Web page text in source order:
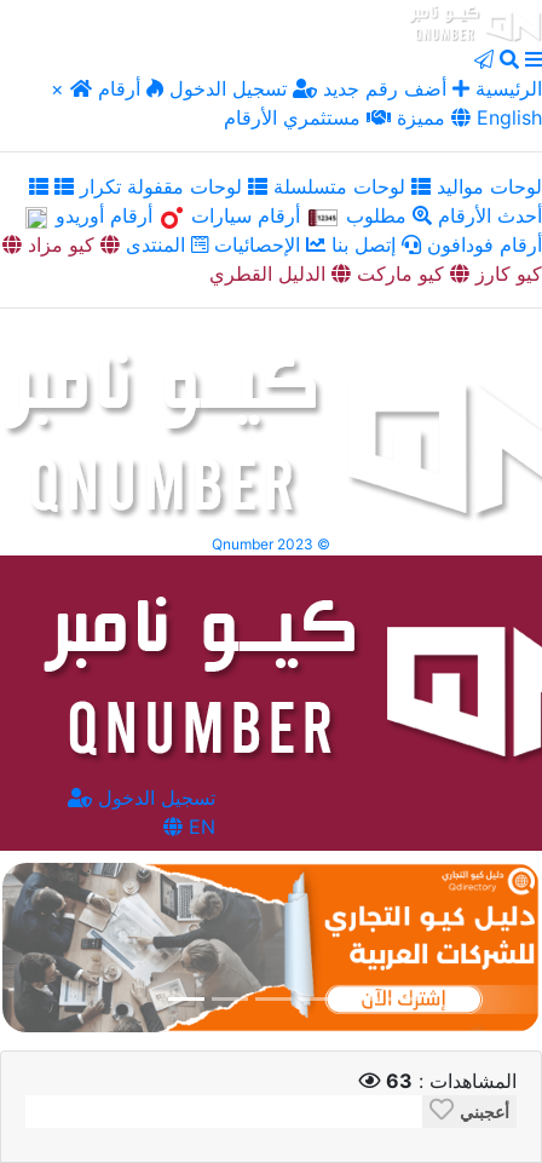
× الرئيسية أضف رقم جديد تسجيل الدخول
أرقام
مميزة
مستثمري الأرقام English
لوحات مواليد لوحات متسلسلة
لوحات مقفولة تكرار
أحدث الأرقام
مطلوب أرقام سيارات
أرقام أوريدو
أرقام فودافون
إتصل بنا الإحصائيات المنتدى
كيو مزاد
كيو كارز
كيو ماركت الدليل القطري
Qnumber 2023 ©
تسجيل الدخول
EN
المشاهدات : 63
أعجبني